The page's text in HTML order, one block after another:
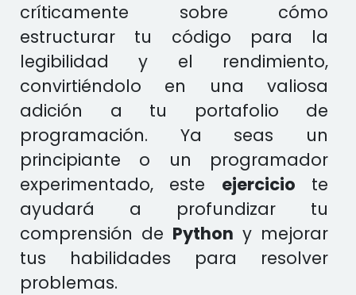
críticamente sobre cómo
estructurar tu código para la
legibilidad y el rendimiento,
convirtiéndolo en una valiosa
adición a tu portafolio de
programación. Ya seas un
principiante o un programador
experimentado, este ejercicio te
ayudará a profundizar tu
comprensión de Python y mejorar
tus habilidades para resolver
problemas.